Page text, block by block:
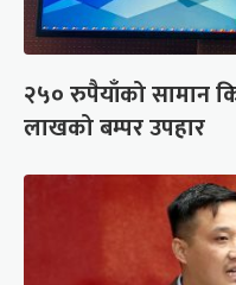
२५० रुपैयाँको सामान
लाखको बम्पर उपहार